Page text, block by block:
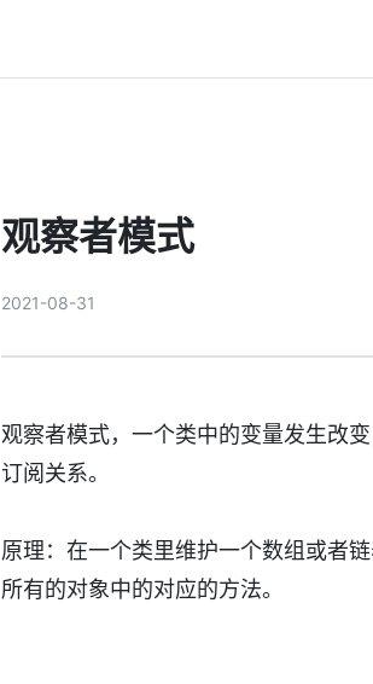
观察者模式
2021-08-31
观察者模式，一个类中的变量发生改
订阅关系。
原理：在一个类里维护一个数组或者
所有的对象中的对应的方法。